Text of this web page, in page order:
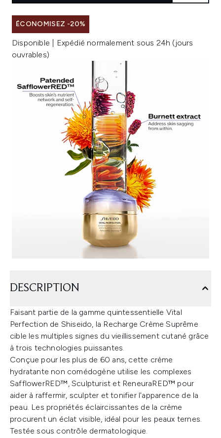
ÉCONOMISEZ -20%
Disponible | Expédié normalement sous 24h (jours
ouvrables)
DESCRIPTION
Faisant partie de la gamme quintessentielle Vital
Perfection de Shiseido, la Recharge Crème Suprême
cible les multiples signes du vieillissement cutané grâce
à trois technologies puissantes.
Conçue pour les plus de 60 ans, cette crème
hydratante non comédogène utilise les complexes
SafflowerRED™, Sculpturist et ReneuraRED™ pour
aider à raffermir, sculpter et tonifier l'apparence de la
peau. Les propriétés éclaircissantes de la crème
procurent un éclat visible, idéal pour les peaux ternes.
Testée sous contrôle dermatologique.